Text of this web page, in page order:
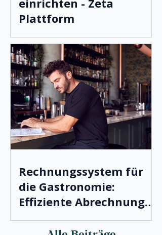
einrichten - Zeta
Plattform
Rechnungssystem für
die Gastronomie:
Effiziente Abrechnung
leicht gemacht